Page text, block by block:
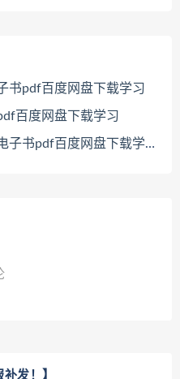
书pdf百度网盘下载学习
百度网盘下载学习
书pdf百度网盘下载学习
发！】